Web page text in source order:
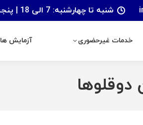
شنبه تا چهارشنبه: 7 الی 18 | پنجشنبه: 7 الی 16 | جمعه تعطیل
خدمات غیرحضوری آزمایش ها
دوقلوها
آزمایش ها